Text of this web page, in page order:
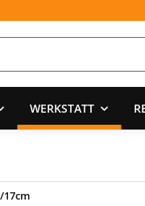
WERKSTATT
17cm